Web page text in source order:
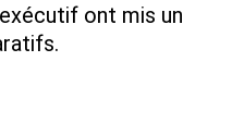
ont mis un